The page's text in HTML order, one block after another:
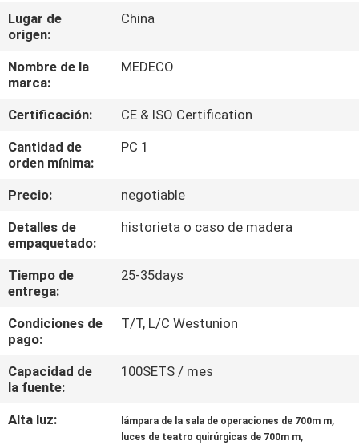
NOSOTROS
VIAJE
DE
LA
FÁBRICA
CONTROL
DE
CALIDAD
ÉNTRENOS
EN
CONTACTO
CON
Lugar de
origen:
China
Nombre de la
marca:
MEDECO
Certificación:
CE & ISO Certification
Cantidad de
orden mínima:
PC 1
Precio:
negotiable
Detalles de
empaquetado:
historieta o caso de madera
Tiempo de
entrega:
25-35days
Condiciones de
pago:
T/T, L/C Westunion
Capacidad de
la fuente:
100SETS / mes
Alta luz: lámpara de la sala de operaciones de 700m m,
luces de teatro quirúrgicas de 700m m,